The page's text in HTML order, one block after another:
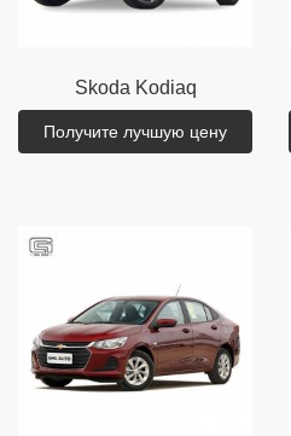
Skoda Kodiaq
Получите лучшую цену